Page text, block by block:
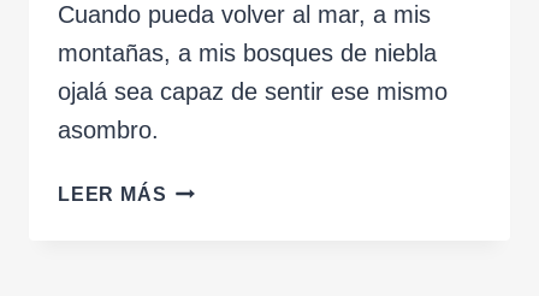
Cuando pueda volver al mar, a mis
montañas, a mis bosques de niebla
ojalá sea capaz de sentir ese mismo
asombro.
LEER MÁS ARRIBA